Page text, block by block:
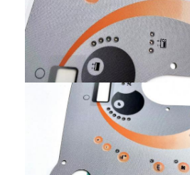
Sakelar Membran Medis
Flat Membrane Switch
Saklar Membran ESD
Switch Membran LCD
Capacitive Membrane Switch
PCB dan Silicone Rubber